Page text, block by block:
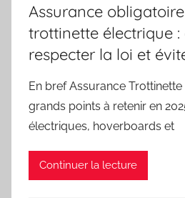
Assurance
trottinette électrique
respecter la loi et
En bref Assurance
grands points à retenir en
électriques, hoverboards et
Continuer la lecture